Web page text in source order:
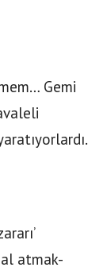
Gemi
atmak-